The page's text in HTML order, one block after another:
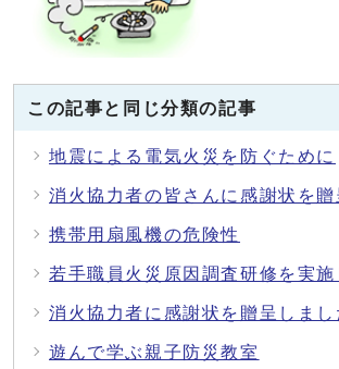
この記事と同じ分類の記事
地震による電気火災を防ぐために
消火協力者の皆さんに感謝状を贈
携帯用扇風機の危険性
若手職員火災原因調査研修を実施
消火協力者に感謝状を贈呈しまし
遊んで学ぶ親子防災教室